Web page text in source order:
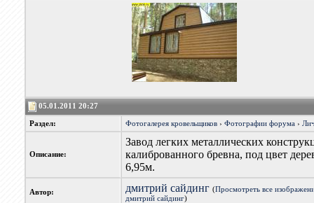
05.01.2011 20:27
Раздел: Фотогалерея кровельщиков› Фотографии форума›
Описание:
Завод легких металлических
калиброванного бревна, под цвет
6,95м.
Автор: дмитрий сайдинг (Просмотреть все
дмитрий сайдинг)